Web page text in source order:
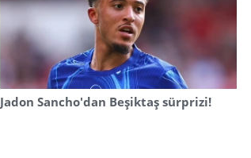
Jadon Sancho'dan Beşiktaş sürprizi!